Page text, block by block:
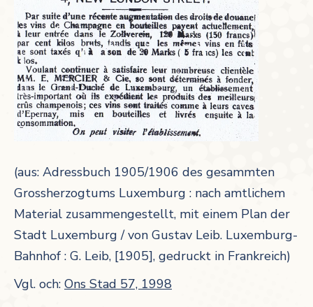
(aus: Adressbuch 1905/1906 des gesammten
Grossherzogtums Luxemburg : nach amtlichem
Material zusammengestellt, mit einem Plan der
Stadt Luxemburg / von Gustav Leib. Luxemburg-
Bahnhof : G. Leib, [1905], gedruckt in Frankreich)
Vgl. och: Ons Stad 57, 1998